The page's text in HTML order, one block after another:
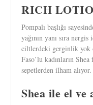
RICH
Pompalı başlığı
yağının yanı sıra
ciltlerdeki gerginlik yok
Faso’lu kadınların
sepetlerden ilham
Shea ile el ve